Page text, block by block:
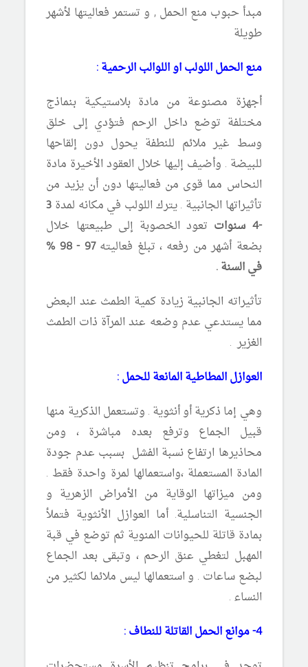
مبدأ حبوب منع الحمل , و تستمر فعاليتها لأشهر
طويلة
منع الحمل اللولب او اللوالب الرحمية :
أجهزة مصنوعة من مادة بلاستيكية بنماذج
مختلفة توضع داخل الرحم فتؤدي إلى خلق
وسط غير ملائم للنطفة يحول دون إلقاحها
للبيضة . وأضيف إليها خلال العقود الأخيرة مادة
النحاس مما قوى من فعاليتها دون أن يزيد من
تأثيراتها الجانبية . يترك اللولب في مكانه لمدة 3
-4 سنوات
تعود الخصوبة إلى طبيعتها خلال
بضعة أشهر من رفعه ، تبلغ فعاليته
97 - 98 %
في السنة .
تأثيراته الجانبية زيادة كمية الطمث عند البعض
مما يستدعي عدم وضعه عند المرآة ذات الطمث
الغزير .
العوازل المطاطية المانعة للحمل :
وهي إما ذكرية أو أنثوية . وتستعمل الذكرية منها
قبيل الجماع وترفع بعده مباشرة ، ومن
محاذيرها ارتفاع نسبة الفشل بسبب عدم جودة
المادة المستعملة ،واستعمالها لمرة واحدة فقط .
ومن ميزاتها الوقاية من الأمراض الزهرية و
الجنسية التناسلية. أما العوازل الأنثوية فتملأ
بمادة قاتلة للحيوانات المنوية ثم توضع في قبة
المهبل لتغطي عنق الرحم ، وتبقى بعد الجماع
لبضع ساعات . و استعمالها ليس ملائما لكثير من
النساء .
4- موانع الحمل القاتلة للنطاف :